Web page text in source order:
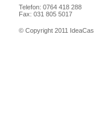
Telefon: 0764 418 288
Fax: 031 805 5017
© Copyright 2011